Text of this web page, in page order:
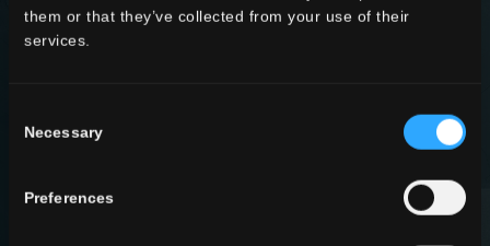
them or that they’ve collected from your use of their
services.
Selection
Necessary
Preferences